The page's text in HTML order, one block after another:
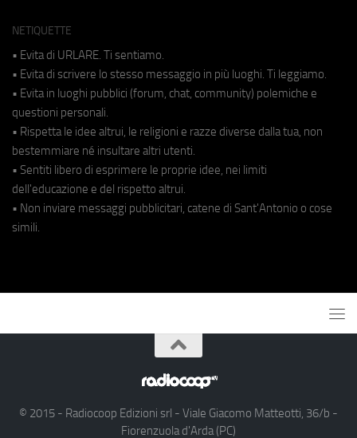
NETIQUETTE
• Evita di URLARE. Ti sentiamo.
• Evita di scrivere lo stesso messaggio in più luoghi. Ti leggiamo.
• Evita in luoghi pubblici (forum, chat, community) polemiche e
questioni personali.
• Rispetta le idee altrui, le religioni e razze diverse dalla tua, non
bestemmiare né insultare altri utenti.
• Sentiti libero di esprimere le proprie idee, nei limiti
dell'educazione e del rispetto altrui.
• Non inviare messaggi pubblicitari, catene di Sant'Antonio o cose
simili.
© 2015 - Radiocoop Edizioni srl - Viale Giacomo Matteotti, 36/b -
Fiorenzuola d'Arda (PC)